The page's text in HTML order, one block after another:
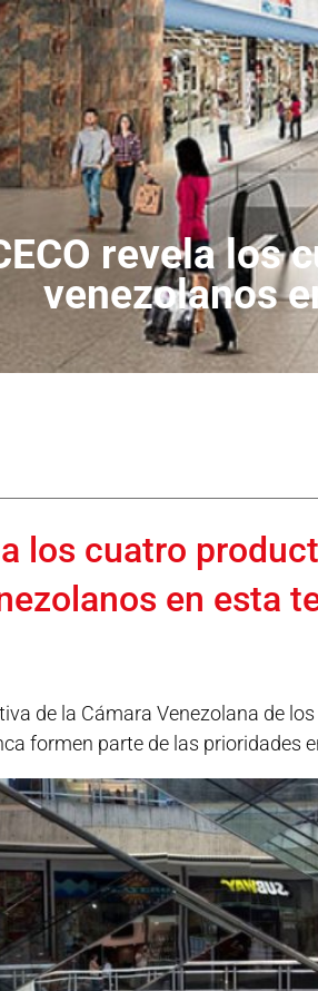
revela los
venezolanos
los cuatro
en esta
de la Cámara Venezolana de
formen parte de las prioridades